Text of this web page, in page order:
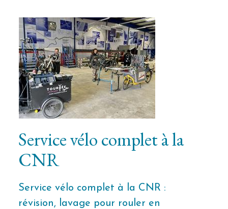
Service vélo complet à la
CNR
Service vélo complet à la CNR :
révision, lavage pour rouler en